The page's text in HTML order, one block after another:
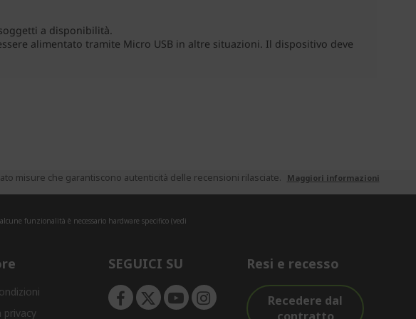
misure che garantiscono autenticità delle recensioni rilasciate. Maggiori informazioni
funzionalità è necessario hardware specifico (vedi
privacy
SEGUICI SU Resi e recesso
Recedere dal